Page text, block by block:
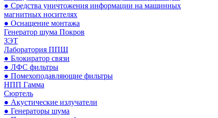
● Средства уничтожения информации на машинных
магнитных носителях
● Оснащение монтажа
Генератор шума Покров
ЗЭТ
Лаборатория ППШ
● Блокиратор связи
● ЛФС фильтры
● Помехоподавляющие фильтры
НПП Гамма
Сюртель
● Акустические излучатели
● Генераторы шума